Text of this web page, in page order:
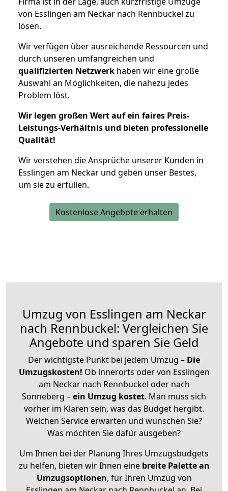
von Esslingen am Neckar nach Rennbuckel zu
lösen.
Wir verfügen über ausreichende Ressourcen und
durch unseren umfangreichen und
qualifizierten Netzwerk haben wir eine große
Auswahl an Möglichkeiten, die nahezu jedes
Problem löst.
Wir legen großen Wert auf ein faires Preis-
Leistungs-Verhältnis und bieten professionelle
Qualität!
Wir verstehen die Ansprüche unserer Kunden in
Esslingen am Neckar und geben unser Bestes,
um sie zu erfüllen.
Kostenlose Angebote erhalten
Umzug von Esslingen am Neckar
nach Rennbuckel: Vergleichen Sie
Angebote und sparen Sie Geld
Der wichtigste Punkt bei jedem Umzug – Die
Umzugskosten! Ob innerorts oder von Esslingen
am Neckar nach Rennbuckel oder nach
Sonneberg –ein Umzug kostet. Man muss sich
vorher im Klaren sein, was das Budget hergibt.
Welchen Service erwarten und wünschen Sie?
Was möchten Sie dafür ausgeben?
Um Ihnen bei der Planung Ihres Umzugsbudgets
zu helfen, bieten wir Ihnen eine breite Palette an
Umzugsoptionen, für Ihren Umzug von